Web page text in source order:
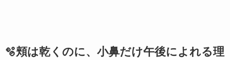
🫧頬は乾くのに、小鼻だけ午後によれる理